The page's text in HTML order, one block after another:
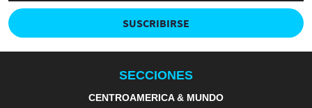
SUSCRIBIRSE
SECCIONES
CENTROAMERICA & MUNDO